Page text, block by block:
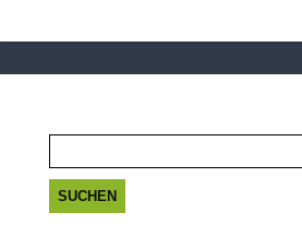
nach: